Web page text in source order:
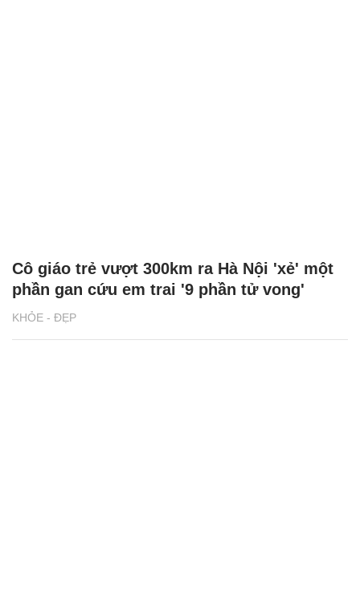
KHỎE - ĐẸP
Cô giáo trẻ vượt 300km ra Hà Nội 'xẻ' một
phần gan cứu em trai '9 phần tử vong'